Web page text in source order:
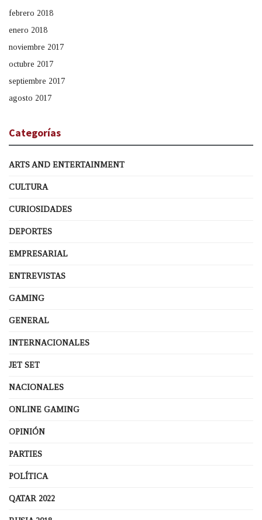
febrero 2018
enero 2018
noviembre 2017
octubre 2017
septiembre 2017
agosto 2017
Categorías
ARTS AND ENTERTAINMENT
CULTURA
CURIOSIDADES
DEPORTES
EMPRESARIAL
ENTREVISTAS
GAMING
GENERAL
INTERNACIONALES
JET SET
NACIONALES
ONLINE GAMING
OPINIÓN
PARTIES
POLÍTICA
QATAR 2022